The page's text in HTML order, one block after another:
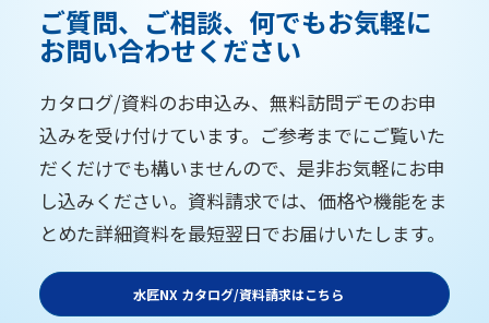
ご質問、ご相談、何でもお気軽に
お問い合わせください
カタログ/資料のお申込み、無料訪問デモのお申
込みを受け付けています。ご参考までにご覧いた
だくだけでも構いませんので、是非お気軽にお申
し込みください。資料請求では、価格や機能をま
とめた詳細資料を最短翌日でお届けいたします。
水匠NX カタログ/資料請求はこちら